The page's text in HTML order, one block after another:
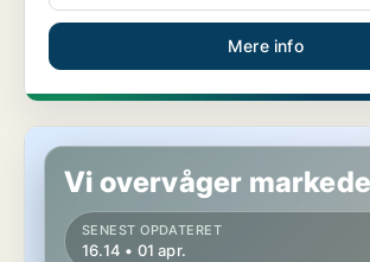
Mere info
Hotelejendom i Middelfart
Vi overvåger
SENEST OPDATERET
16.14 • 01 apr.